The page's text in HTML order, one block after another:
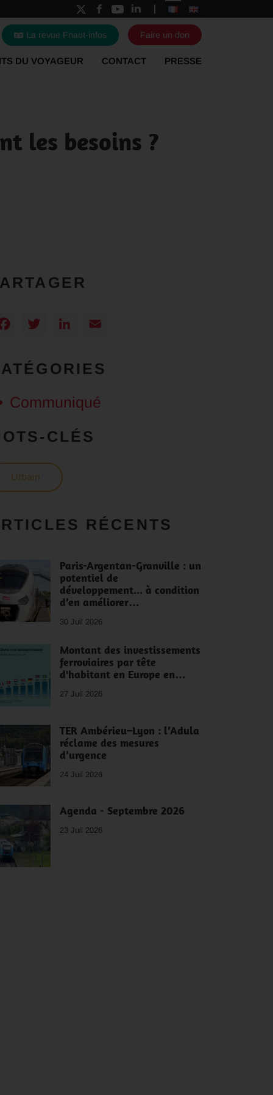
La revue Fnaut-infos Faire un don
DU VOYAGEUR CONTACT PRESSE
les besoins ?
Facebook
TwitterLinkedIn
Communiqué
CLÉS
Urbain
RÉCENTS
Paris-Argentan-Granville : un
potentiel de
développement... à condition
d’en améliorer…
30 Juil 2026
Montant des investissements
ferroviaires par tête
d'habitant en Europe en…
27 Juil 2026
TER Ambérieu–Lyon : l’Adula
réclame des mesures
d’urgence
24 Juil 2026
Agenda - Septembre 2026
23 Juil 2026